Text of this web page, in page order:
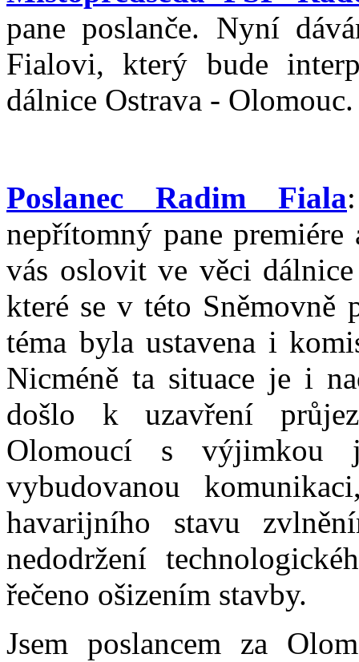
pane poslanče. Nyní
Fialovi, který bude
dálnice Ostrava - Olomouc.
Poslanec Radim Fiala
nepřítomný pane
vás oslovit ve věci
které se v této
téma byla ustavena i
Nicméně ta situace je i
došlo k uzavření
Olomoucí s výjimkou
vybudovanou
havarijního stavu
nedodržení
řečeno ošizením stavby.
Jsem poslancem za